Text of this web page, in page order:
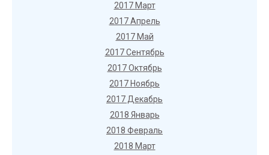
2017 Март
2017 Апрель
2017 Май
2017 Сентябрь
2017 Октябрь
2017 Ноябрь
2017 Декабрь
2018 Январь
2018 Февраль
2018 Март